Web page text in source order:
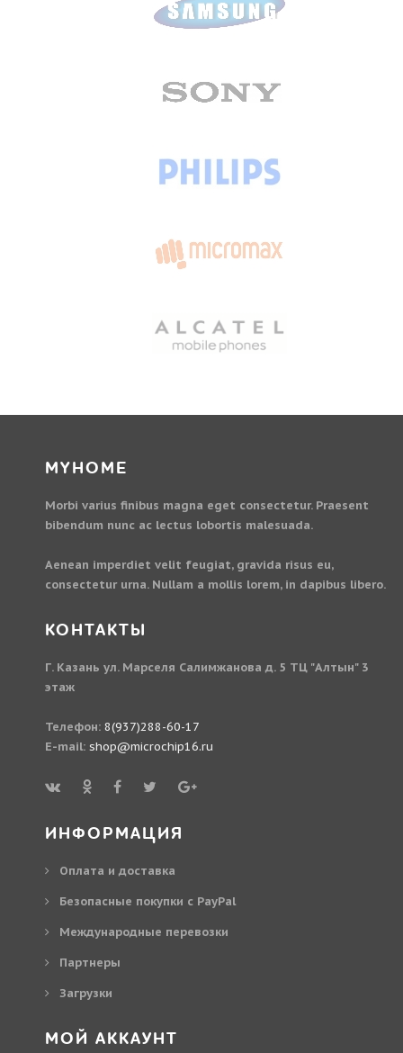
MYHOME
Morbi varius finibus magna eget consectetur. Praesent
bibendum nunc ac lectus lobortis malesuada.
Aenean imperdiet velit feugiat, gravida risus eu,
consectetur urna. Nullam a mollis lorem, in dapibus libero.
КОНТАКТЫ
Г. Казань ул. Марселя Салимжанова д. 5 ТЦ "Алтын" 3
этаж
Телефон: 8(937)288-60-17
E-mail: shop@microchip16.ru
ИНФОРМАЦИЯ
Оплата и доставка
Безопасные покупки с PayPal
Международные перевозки
Партнеры
Загрузки
МОЙ АККАУНТ